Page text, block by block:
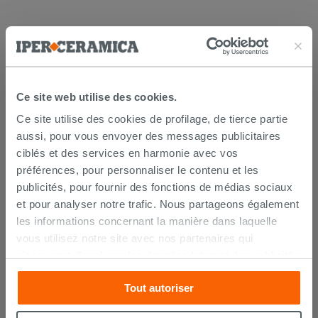
Ce site web utilise des cookies.
Ce site utilise des cookies de profilage, de tierce partie
aussi, pour vous envoyer des messages publicitaires
ciblés et des services en harmonie avec vos
préférences, pour personnaliser le contenu et les
publicités, pour fournir des fonctions de médias sociaux
et pour analyser notre trafic. Nous partageons également
les informations concernant la manière dans laquelle
vous utilisez notre site avec nos partenaires qui
et les réseaux sociaux. Lesdits partenaires pourraient
combiner ces informations avec d’autres que vous leur
avez fournies ou qu’ils ont recueillies à partir de votre
Tout autoriser
LES CLIENTS AYANT ACHETÉ CE
ACHETÉ
PROMO
WC à poser Wiki sans bride